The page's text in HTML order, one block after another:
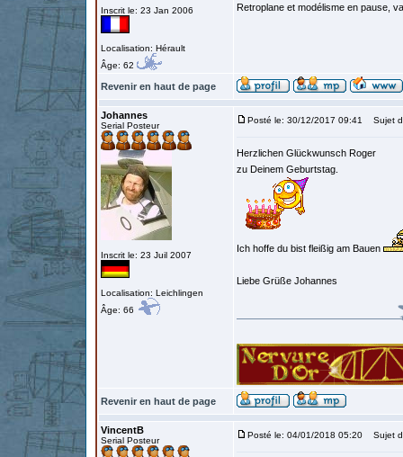
Inscrit le: 23 Jan 2006
Localisation: Hérault
Âge: 62
Retroplane et modélisme en pause,
Revenir en haut de page
Johannes
Serial Posteur
Inscrit le: 23 Juil 2007
Localisation: Leichlingen
Âge: 66
Posté le: 30/12/2017 09:41 Sujet
Herzlichen Glückwunsch Roger
zu Deinem Geburtstag.
Ich hoffe du bist fleißig am Bauen
Liebe Grüße Johannes
Revenir en haut de page
VincentB
Serial Posteur
Posté le: 04/01/2018 05:20 Sujet